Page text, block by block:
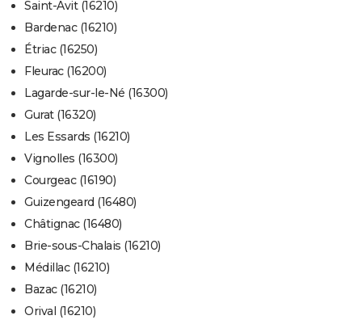
Saint-Avit (16210)
Bardenac (16210)
Étriac (16250)
Fleurac (16200)
Lagarde-sur-le-Né (16300)
Gurat (16320)
Les Essards (16210)
Vignolles (16300)
Courgeac (16190)
Guizengeard (16480)
Châtignac (16480)
Brie-sous-Chalais (16210)
Médillac (16210)
Bazac (16210)
Orival (16210)